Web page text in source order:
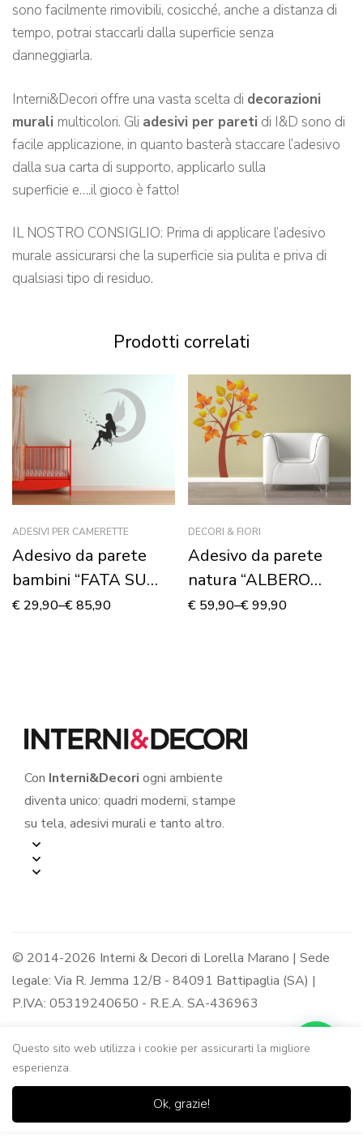
sono facilmente rimovibili, cosicché, anche a distanza di
tempo, potrai staccarli dalla superficie senza
danneggiarla.
Interni&Decori offre una vasta scelta di decorazioni
murali multicolori. Gli adesivi per pareti di I&D sono di
facile applicazione, in quanto basterà staccare l’adesivo
dalla sua carta di supporto, applicarlo sulla
superficie e….il gioco è fatto!
IL NOSTRO CONSIGLIO: Prima di applicare l’adesivo
murale assicurarsi che la superficie sia pulita e priva di
qualsiasi tipo di residuo.
Prodotti correlati
ADESIVI PER CAMERETTE
Adesivo da parete
bambini “FATA SU
LUNA” – Adesivo
€ 29,90–€85,90
DECORI & FIORI
Adesivo da parete
natura “ALBERO
D’AUTUNNO”
€ 59,90–€99,90
Con Interni&Decori ogni ambiente
diventa unico: quadri moderni, stampe
su tela, adesivi murali e tanto altro.
© 2014-2026 Interni & Decori di Lorella Marano | Sede
legale: Via R. Jemma 12/B - 84091 Battipaglia (SA) |
P.IVA: 05319240650 - R.E.A. SA-436963
Questo sito web utilizza i cookie per assicurarti la migliore
esperienza.
Ok, grazie!
Casa Negozio
0
Lista dei Carrello Ricerca